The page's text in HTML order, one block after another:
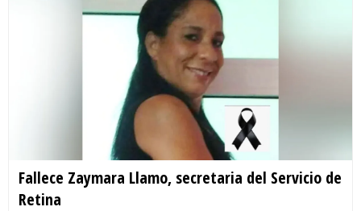
Fallece Zaymara Llamo, secretaria del Servicio de
Retina